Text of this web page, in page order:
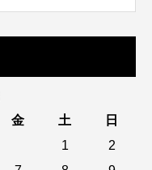
金 土
日
1
2